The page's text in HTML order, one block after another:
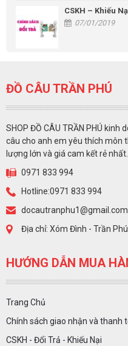
CSKH – Khiếu
07/01/2019
ĐỒ CÂU TRẦN PHÚ
SHOP ĐỒ CÂU TRẦN PHÚ
câu cho anh em yêu thích môn
lượng lớn và giá cam kết rẻ nhất.
0971 833 994
Hotline:0971 833 994
docautranphu1@gmail.com
Địa chỉ: Xóm Đình - Trần
HƯỚNG DẪN MUA
Trang Chủ
Chính sách giao nhận và thanh
CSKH - Đổi Trả - Khiếu Nại